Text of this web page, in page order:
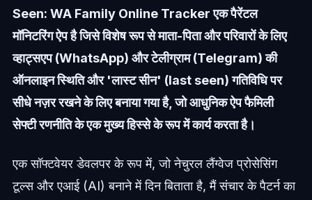
Seen: WA Family Online Tracker एक पैरेंटल
मॉनिटरिंग ऐप है जिसे विशेष रूप से माता-पिता और परिवारों के लिए
व्हाट्सएप (WhatsApp) और टेलीग्राम (Telegram) की
ऑनलाइन स्थिति और 'लास्ट सीन' (last seen) गतिविधि पर
सीधे नज़र रखने के लिए बनाया गया है, जो आधुनिक ऐप फैमिली
सेफ्टी रणनीति के एक मुख्य हिस्से के रूप में कार्य करता है।
एक सॉफ्टवेयर डेवलपर के रूप में, जो नेचुरल लैंग्वेज प्रोसेसिंग
टूल्स और एआई (AI) बनाने में दिन बिताता है, मैं संचार के पैटर्न का